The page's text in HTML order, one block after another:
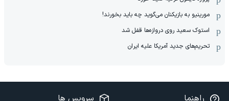
مورینیو به بازیکنان می‌گوید چه باید بخورند!
استوک سعید روی دروازه‌ها قفل شد
تحریم‌های جدید آمریکا علیه ایران
راهنما سرویس ها